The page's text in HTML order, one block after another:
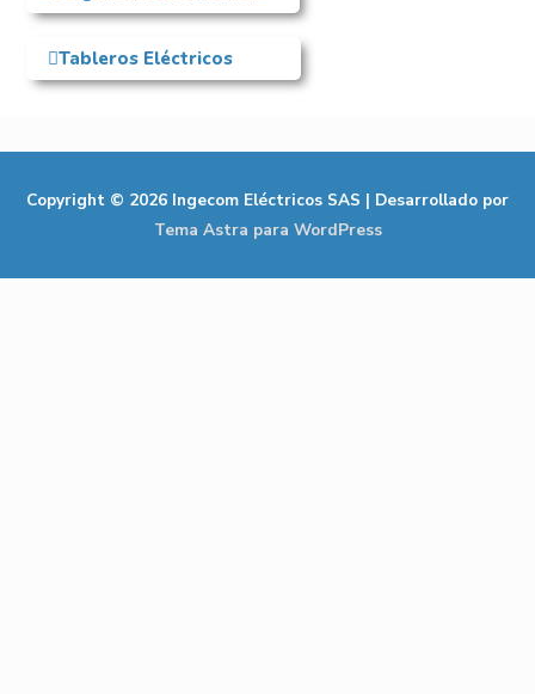
Tableros Eléctricos
Copyright © 2026 Ingecom Eléctricos SAS | Desarrollado por
Tema Astra para WordPress